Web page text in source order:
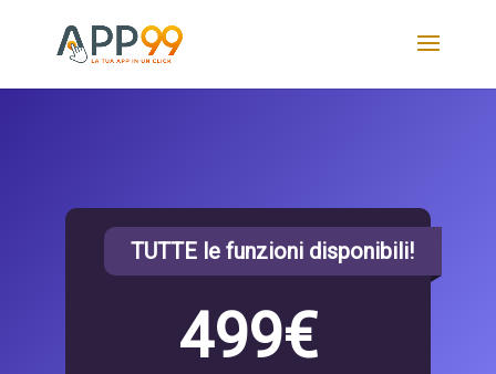
TUTTE le funzioni disponibili!
499€